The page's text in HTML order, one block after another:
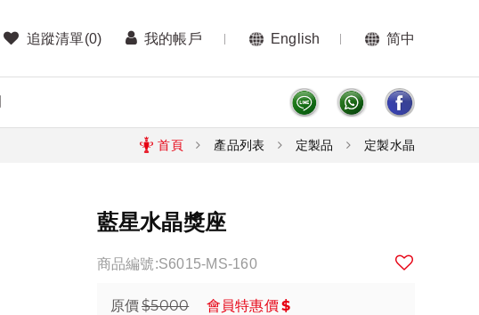
追蹤清單(0) 我的帳戶 English 简中
首頁 產品列表 定製品 定製水晶
藍星水晶獎座
商品編號:S6015-MS-160
原價$5000 會員特惠價$